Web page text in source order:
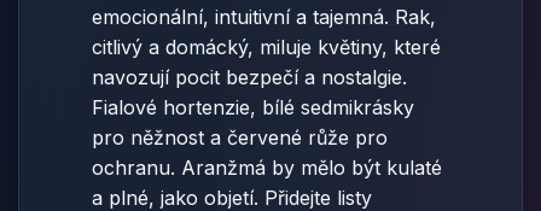
emocionální, intuitivní a tajemná. Rak,
citlivý a domácký, miluje květiny, které
navozují pocit bezpečí a nostalgie.
Fialové hortenzie, bílé sedmikrásky
pro něžnost a červené růže pro
ochranu. Aranžmá by mělo být kulaté
a plné, jako objetí. Přidejte listy